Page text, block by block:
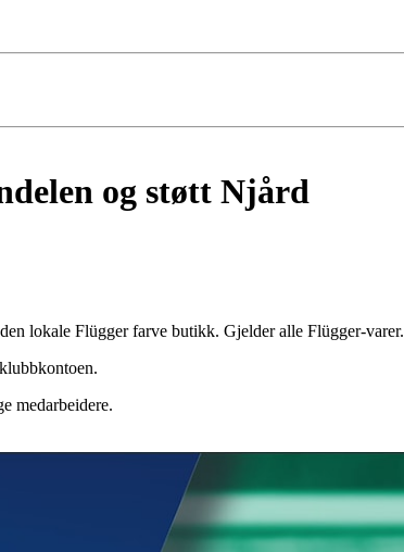
og støtt Njård
lokale Flügger farve butikk. Gjelder alle Flügger-varer.
medarbeidere.